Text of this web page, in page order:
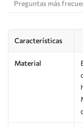
Preguntas más
Características
Material